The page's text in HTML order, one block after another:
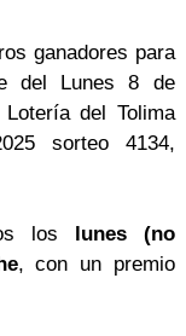
ganadores para
del Lunes 8 de
del Tolima
sorteo 4134,
los lunes (no
, con un premio